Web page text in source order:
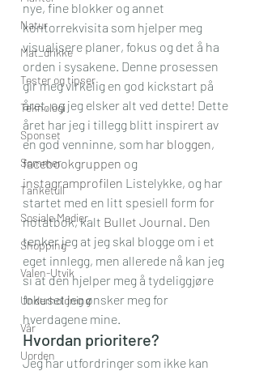
Natur
Mat_drikke
Tester og tipser
Teknologi
Sponset
Sommer
Tanketull
Sosiale Medier
Shopping
Valen-Utvik
Underholdning
Vår
Uorden
nye, fine blokker og annet
kontorrekvisita som hjelper meg
visualisere planer, fokus og det å ha
orden i sysakene. Denne prosessen
gir meg virkelig en god kickstart på
året, og jeg elsker alt ved dette! Dette
året har jeg i tillegg blitt inspirert av
en god venninne, som har bloggen,
facebookgruppen og
instagramprofilen Listelykke, og har
startet med en litt spesiell form for
notatbok, kalt Bullet Journal. Den
tenker jeg at jeg skal blogge om i et
eget innlegg, men allerede nå kan jeg
si at den hjelper meg å tydeliggjøre
fokuset jeg ønsker meg for
hverdagene mine.
Hvordan prioritere?
Jeg har utfordringer som ikke kan